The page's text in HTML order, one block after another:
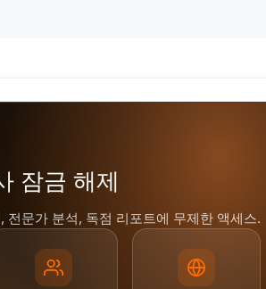
잠금 해제
전문가 분석, 독점 리포트에 무제한 액세스.